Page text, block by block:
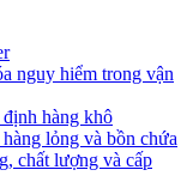
nguy hiểm trong vận
hàng khô
lỏng và bồn chứa
chất lượng và cấp